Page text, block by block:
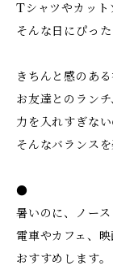
Tシャツやカット
そんな日にぴっ
きちんと感のあ
お友達とのラン
力を入れすぎな
そんなバランスを
●
暑いのに、ノー
電車やカフェ、
おすすめします。